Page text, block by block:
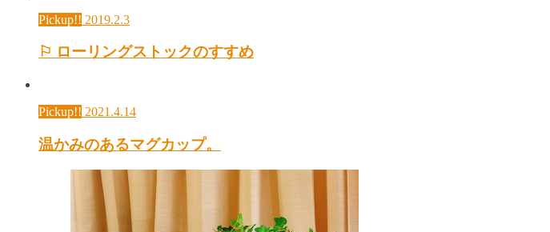
Pickup!! 2019.2.3
⚐ ローリングストックのすすめ
Pickup!! 2021.4.14
温かみのあるマグカップ。